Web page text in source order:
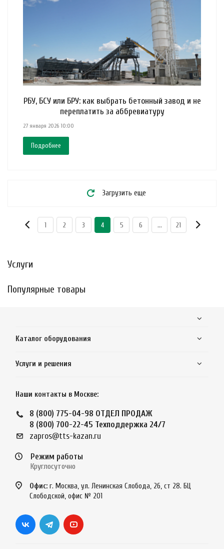
РБУ, БСУ или БРУ: как выбрать бетонный завод и не
переплатить за аббревиатуру
27 января 2026 10:00
Подробнее
Загрузить еще
1 2 3 4 5 6 ... 21
Услуги
Популярные товары
Каталог оборудования
Услуги и решения
Наши контакты в Москве:
8 (800) 775-04-98 ОТДЕЛ ПРОДАЖ
8 (800) 700-22-45 Техподдержка 24/7
zapros@tts-kazan.ru
Режим работы
Круглосуточно
Офис: г. Москва, ул. Ленинская Слобода, 26, ст 28. БЦ
Слободской, офис № 201